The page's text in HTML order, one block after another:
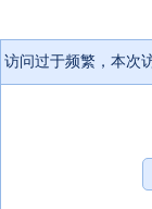
访问过于频繁，本次